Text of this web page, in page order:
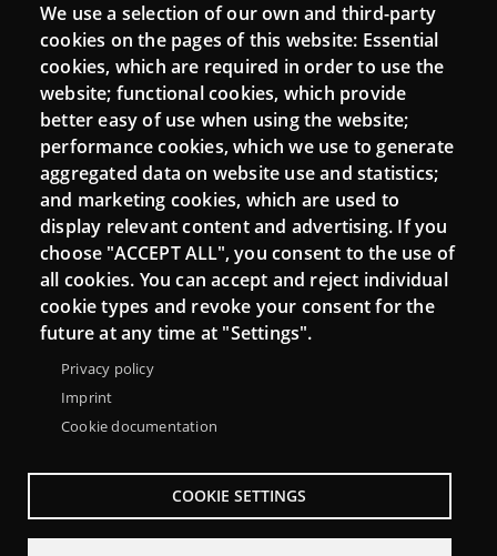
We use a selection of our own and third-party
cookies on the pages of this website: Essential
cookies, which are required in order to use the
website; functional cookies, which provide
better easy of use when using the website;
performance cookies, which we use to generate
aggregated data on website use and statistics;
and marketing cookies, which are used to
display relevant content and advertising. If you
choose "ACCEPT ALL", you consent to the use of
all cookies. You can accept and reject individual
cookie types and revoke your consent for the
future at any time at "Settings".
Privacy policy
Imprint
Cookie documentation
COOKIE SETTINGS